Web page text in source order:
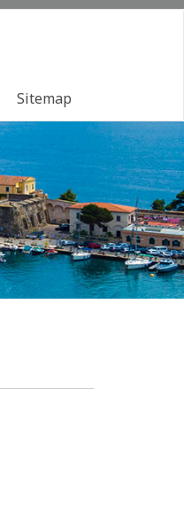
Sitemap